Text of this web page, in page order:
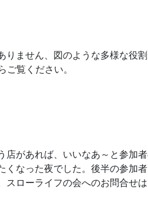
りません、図のような多様な役
覧ください。
店があれば、いいなあ～と参加
くなった夜でした。後半の参加
スローライフの会へのお問合せ